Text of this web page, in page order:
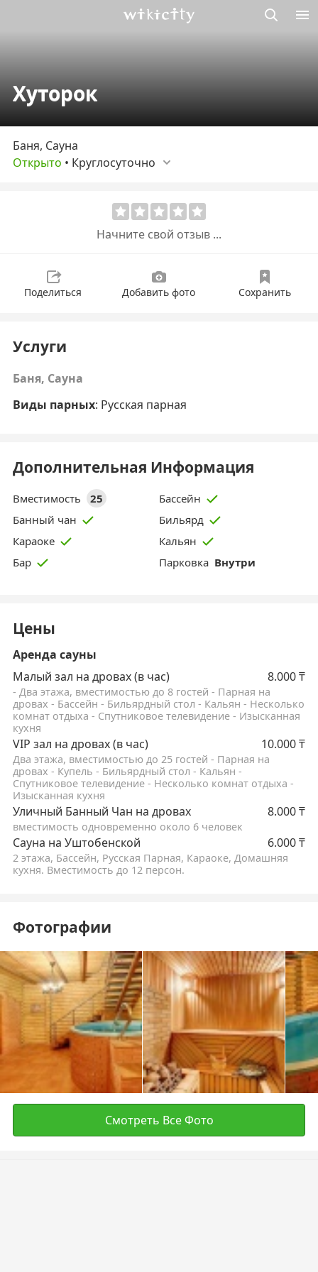
Хуторок
Баня, Сауна
Открыто • Круглосуточно
Начните свой отзыв ...
Поделиться Добавить фото Сохранить
Услуги
Баня, Сауна
Виды парных: Русская парная
Дополнительная Информация
Вместимость 25
Бассейн
Банный чан
Бильярд
Караоке
Кальян
Бар
Парковка Внутри
Цены
Аренда сауны
Малый зал на дровах (в час)
8.000₸
- Два этажа, вместимостью до 8 гостей - Парная на
дровах - Бассейн - Бильярдный стол - Кальян - Несколько
комнат отдыха - Спутниковое телевидение - Изысканная
кухня
VIP зал на дровах (в час) 10.000₸
Два этажа, вместимостью до 25 гостей - Парная на
дровах - Купель - Бильярдный стол - Кальян -
Спутниковое телевидение - Несколько комнат отдыха -
Изысканная кухня
Уличный Банный Чан на дровах 8.000₸
вместимость одновременно около 6 человек
Сауна на Уштобенской 6.000₸
2 этажа, Бассейн, Русская Парная, Караоке, Домашняя
кухня. Вместимость до 12 персон.
Фотографии
Смотреть Все Фото